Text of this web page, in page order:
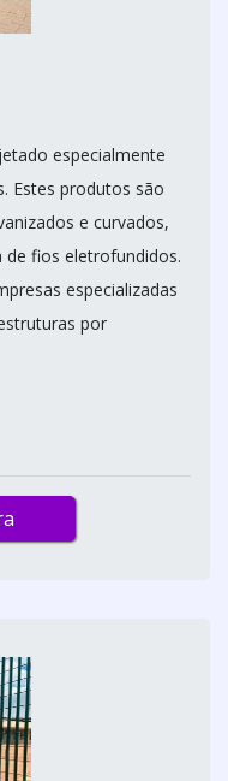
especialmente
Estes produtos são
e curvados,
fios eletrofundidos.
especializadas
por